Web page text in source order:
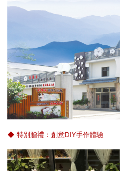
◆ 特別贈禮：創意DIY手作體驗